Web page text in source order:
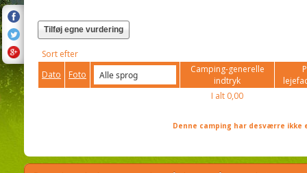
Tilføj egne vurdering
Sort efter
Dato
Foto
Camping-generelle
indtryk
I alt 0,00
Denne camping har desværre